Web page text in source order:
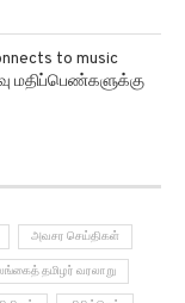
to music
தமிழர் வரலாறு
கிரிக்கெட்